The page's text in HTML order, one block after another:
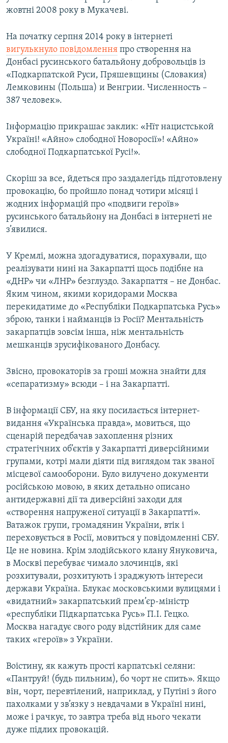
жовтні 2008 року в Мукачеві.
На початку серпня 2014 року в інтернеті
вигулькнуло повідомлення про створення на
Донбасі русинського батальйону добровольців із
«Подкарпатской Руси, Пряшевщины (Словакия)
Лемковины (Польша) и Венгрии. Численность –
387 человек».
Інформацію прикрашає заклик: «Нїт нацистськой
Україні! «Айно» слободної Новоросії»! «Айно»
слободної Подкарпатської Русі!».
Скоріш за все, йдеться про заздалегідь підготовлену
провокацію, бо пройшло понад чотири місяці і
жодних інформацій про «подвиги героїв»
русинського батальйону на Донбасі в інтернеті не
з’явилися.
У Кремлі, можна здогадуватися, порахували, що
реалізувати нині на Закарпатті щось подібне на
«ДНР» чи «ЛНР» безглуздо. Закарпаття – не Донбас.
Яким чином, якими коридорами Москва
перекидатиме до «Республіки Подкарпатська Русь»
зброю, танки і найманців із Росії? Ментальність
закарпатців зовсім інша, ніж ментальність
мешканців зрусифікованого Донбасу.
Звісно, провокаторів за гроші можна знайти для
«сепаратизму» всюди – і на Закарпатті.
В інформації СБУ, на яку посилається інтернет-
видання «Українська правда», мовиться, що
сценарій передбачав захоплення різних
стратегічних об’єктів у Закарпатті диверсійними
групами, котрі мали діяти під виглядом так званої
місцевої самооборони. Було вилучено документи
російською мовою, в яких детально описано
антидержавні дії та диверсійні заходи для
«створення напруженої ситуації в Закарпатті».
Ватажок групи, громадянин України, втік і
переховується в Росії, мовиться у повідомленні СБУ.
Це не новина. Крім злодійського клану Януковича,
в Москві перебуває чимало злочинців, які
розхитували, розхитують і зраджують інтереси
держави Україна. Блукає московськими вулицями і
«видатний» закарпатський прем’єр-міністр
«республіки Підкарпатська Русь» П.І. Гецко.
Москва нагадує свого роду відстійник для саме
таких «героїв» з України.
Воістину, як кажуть прості карпатські селяни:
«Пантруй! (будь пильним), бо чорт не спить». Якщо
він, чорт, перевтілений, наприклад, у Путіні з його
пахолками у зв’язку з невдачами в Україні нині,
може і рачкує, то завтра треба від нього чекати
дуже підлих провокацій.